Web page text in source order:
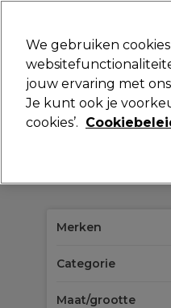
Volgende
Merken
Categorie
Maat/grootte
We gebruiken
jouw ervaring met
Je kunt ook je
cookies’.